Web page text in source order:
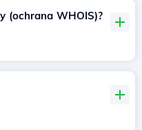
(ochrana WHOIS)?